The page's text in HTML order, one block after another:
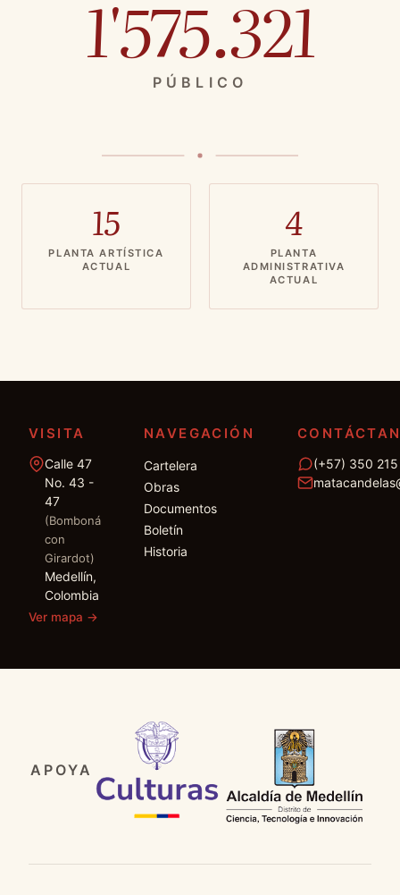
1'575.321
PÚBLICO
15
PLANTA ARTÍSTICA
ACTUAL
4
PLANTA
ADMINISTRATIVA
ACTUAL
VISITA
Calle 47
No. 43 -
47
(Bomboná
con
Girardot)
Medellín,
Colombia
Ver mapa →
NAVEGACIÓN
Cartelera
Obras
Documentos
Boletín
Historia
(+57) 350
APOYA